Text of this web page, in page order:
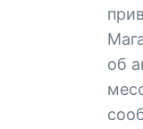
об